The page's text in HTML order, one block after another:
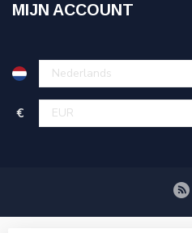
MIJN ACCOUNT
€